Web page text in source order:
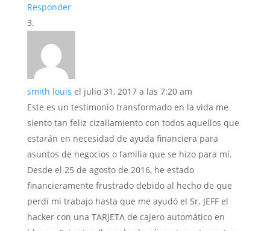
Responder
smith louis el julio 31, 2017 a las 7:20 am
Este es un testimonio transformado en la vida me
siento tan feliz cizallamiento con todos aquellos que
estarán en necesidad de ayuda financiera para
asuntos de negocios o familia que se hizo para mí.
Desde el 25 de agosto de 2016, he estado
financieramente frustrado debido al hecho de que
perdí mi trabajo hasta que me ayudó el Sr. JEFF el
hacker con una TARJETA de cajero automático en